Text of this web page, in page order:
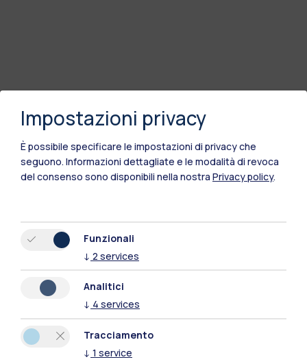
Polimi Community
Tutti i siti dell’ecosistema
Residenze
Impostazioni privacy
È possibile specificare le impostazioni di privacy che
seguono. Informazioni dettagliate e le modalità di revoca
del consenso sono disponibili nella nostra Privacy policy.
Funzionali
↓ 2 services
Analitici
↓ 4 services
Tracciamento
↓ 1 service